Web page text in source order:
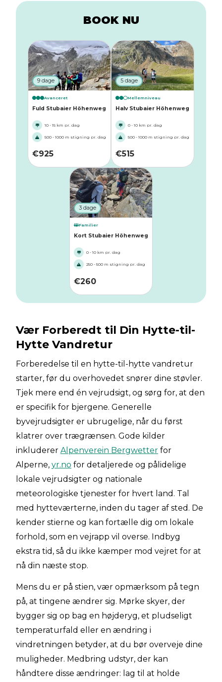
BOOK NU
9 dage
Avanceret
Fuld Stubaier Höhenweg
10 - 15 km pr. dag
500 - 1000 m stigning pr. dag
€925
5 dage
Mellemniveau
Halv Stubaier Höhenweg
0 - 10 km pr. dag
500 - 1000 m stigning pr. dag
€515
3 dage
Familier
Kort Stubaier Höhenweg
0 - 10 km pr. dag
250 - 500 m stigning pr. dag
€260
Vær Forberedt til Din Hytte-til-
Hytte Vandretur
Forberedelse til en hytte-til-hytte vandretur
starter, før du overhovedet snører dine støvler.
Tjek mere end én vejrudsigt, og sørg for, at den
er specifik for bjergene. Generelle
byvejrudsigter er ubrugelige, når du først
klatrer over trægrænsen. Gode kilder
inkluderer Alpenverein Bergwetter for
Alperne, yr.no for detaljerede og pålidelige
lokale vejrudsigter og nationale
meteorologiske tjenester for hvert land. Tal
med hytteværterne, inden du tager af sted. De
kender stierne og kan fortælle dig om lokale
forhold, som en vejrapp vil overse. Indbyg
ekstra tid, så du ikke kæmper mod vejret for at
nå din næste stop.
Mens du er på stien, vær opmærksom på tegn
på, at tingene ændrer sig. Mørke skyer, der
bygger sig op bag en højderyg, et pludseligt
temperaturfald eller en ændring i
vindretningen betyder, at du bør overveje dine
muligheder. Medbring udstyr, der kan
håndtere disse ændringer: lag til at holde